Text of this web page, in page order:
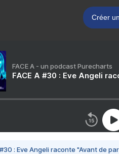
Créer
FACE A - un podcast Purecharts
FACE A #30 : Eve Angeli
#30 : Eve Angeli raconte "Avant de